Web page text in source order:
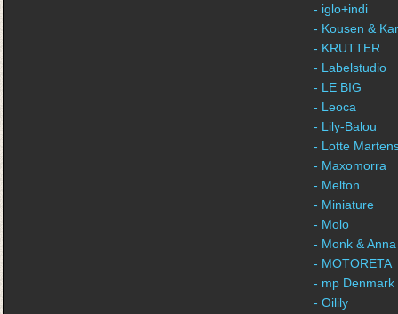
- iglo+indi
- Kousen &
- KRUTTER
- Labelstudio
- LE BIG
- Leoca
- Lily-Balou
- Lotte
- Maxomorra
- Melton
- Miniature
- Molo
- Monk & Anna
- MOTORETA
- mp Denmark
- Oilily